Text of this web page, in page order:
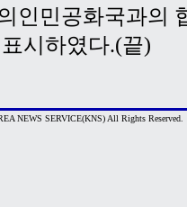
인민공화국과의
시하였다.(끝)
NEWS SERVICE(KNS) All Rights Reserved.